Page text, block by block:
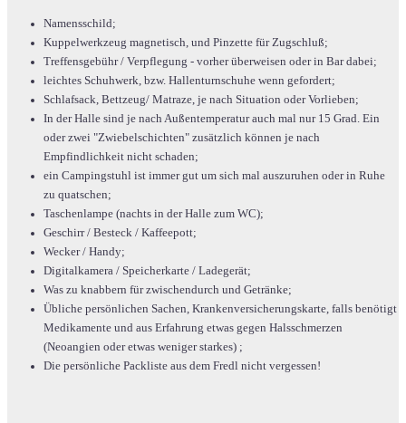
Namensschild;
Kuppelwerkzeug magnetisch, und Pinzette für Zugschluß;
Treffensgebühr / Verpflegung - vorher überweisen oder in Bar dabei;
leichtes Schuhwerk, bzw. Hallenturnschuhe wenn gefordert;
Schlafsack, Bettzeug/ Matraze, je nach Situation oder Vorlieben;
In der Halle sind je nach Außentemperatur auch mal nur 15 Grad. Ein
oder zwei "Zwiebelschichten" zusätzlich können je nach
Empfindlichkeit nicht schaden;
ein Campingstuhl ist immer gut um sich mal auszuruhen oder in Ruhe
zu quatschen;
Taschenlampe (nachts in der Halle zum WC);
Geschirr / Besteck / Kaffeepott;
Wecker / Handy;
Digitalkamera / Speicherkarte / Ladegerät;
Was zu knabbern für zwischendurch und Getränke;
Übliche persönlichen Sachen, Krankenversicherungskarte, falls benötigt
Medikamente und aus Erfahrung etwas gegen Halsschmerzen
(Neoangien oder etwas weniger starkes) ;
Die persönliche Packliste aus dem Fredl nicht vergessen!